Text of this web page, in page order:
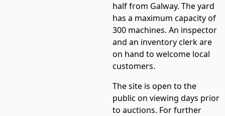
half from Galway. The yard
has a maximum capacity of
300 machines. An inspector
and an inventory clerk are
on hand to welcome local
customers.
The site is open to the
public on viewing days prior
to auctions. For further